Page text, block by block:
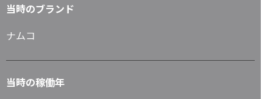
当時のブランド
ナムコ
当時の稼働年